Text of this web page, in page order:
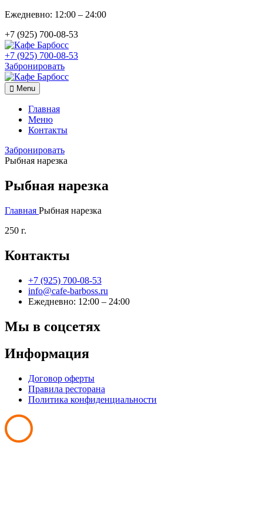
Ежедневно: 12:00 – 24:00
+7 (925) 700-08-53
+7 (925) 700-08-53
Забронировать
Menu
Главная
Меню
Контакты
Забронировать
Рыбная нарезка
Рыбная нарезка
Главная Рыбная нарезка
250 г.
Контакты
+7 (925) 700-08-53
info@cafe-barboss.ru
Ежедневно: 12:00 – 24:00
Мы в соцсетях
Информация
Договор оферты
Правила ресторана
Политика конфиденциальности